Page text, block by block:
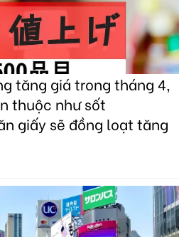
tăng giá trong tháng 4,
thuộc như sốt
giấy sẽ đồng loạt tăng